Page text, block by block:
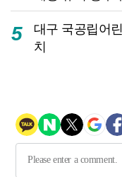
5
대구 국공립어
치